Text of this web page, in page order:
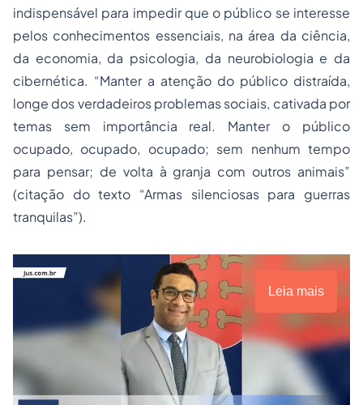
indispensável para impedir que o público se interesse
pelos conhecimentos essenciais, na área da ciência,
da economia, da psicologia, da neurobiologia e da
cibernética. “Manter a atenção do público distraída,
longe dos verdadeiros problemas sociais, cativada por
temas sem importância real. Manter o público
ocupado, ocupado, ocupado; sem nenhum tempo
para pensar; de volta à granja com outros animais”
(citação do texto “Armas silenciosas para guerras
tranquilas”).
Leia mais